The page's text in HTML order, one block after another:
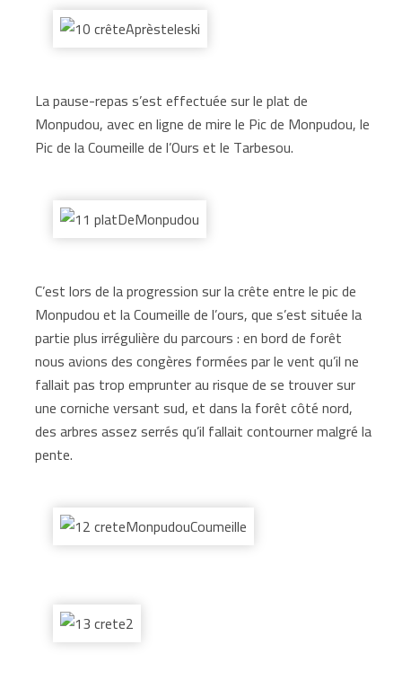
La pause-repas s’est effectuée sur le plat de
Monpudou, avec en ligne de mire le Pic de Monpudou, le
Pic de la Coumeille de l’Ours et le Tarbesou.
C’est lors de la progression sur la crête entre le pic de
Monpudou et la Coumeille de l’ours, que s’est située la
partie plus irrégulière du parcours : en bord de forêt
nous avions des congères formées par le vent qu’il ne
fallait pas trop emprunter au risque de se trouver sur
une corniche versant sud, et dans la forêt côté nord,
des arbres assez serrés qu’il fallait contourner malgré la
pente.